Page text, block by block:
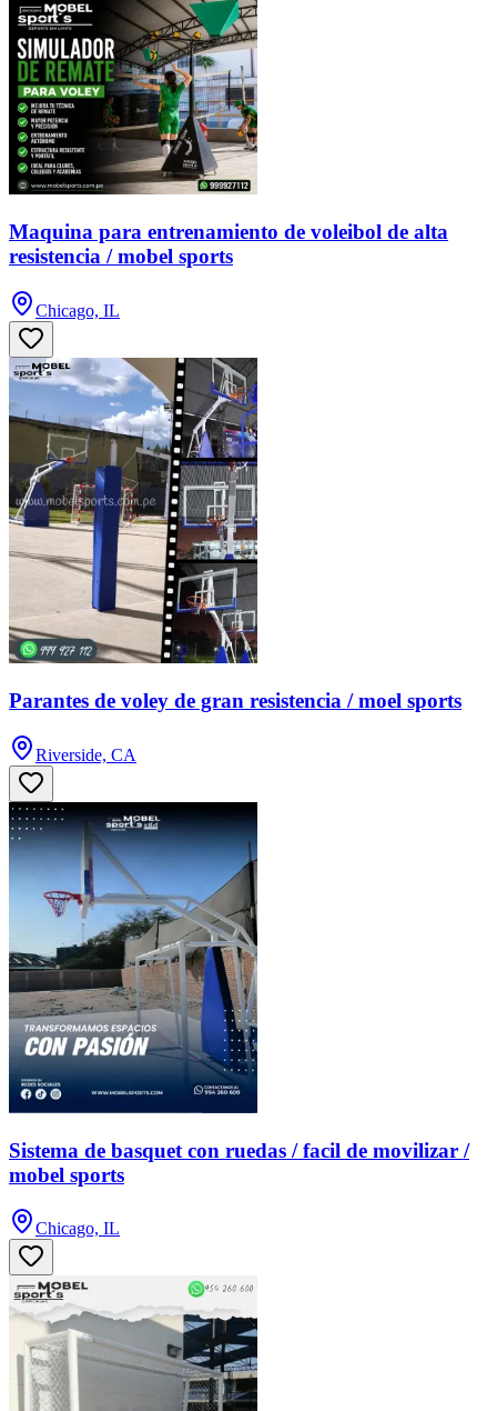
Maquina para entrenamiento de voleibol de alta
resistencia / mobel sports
Chicago, IL
Parantes de voley de gran resistencia / moel sports
Riverside, CA
Sistema de basquet con ruedas / facil de movilizar /
mobel sports
Chicago, IL